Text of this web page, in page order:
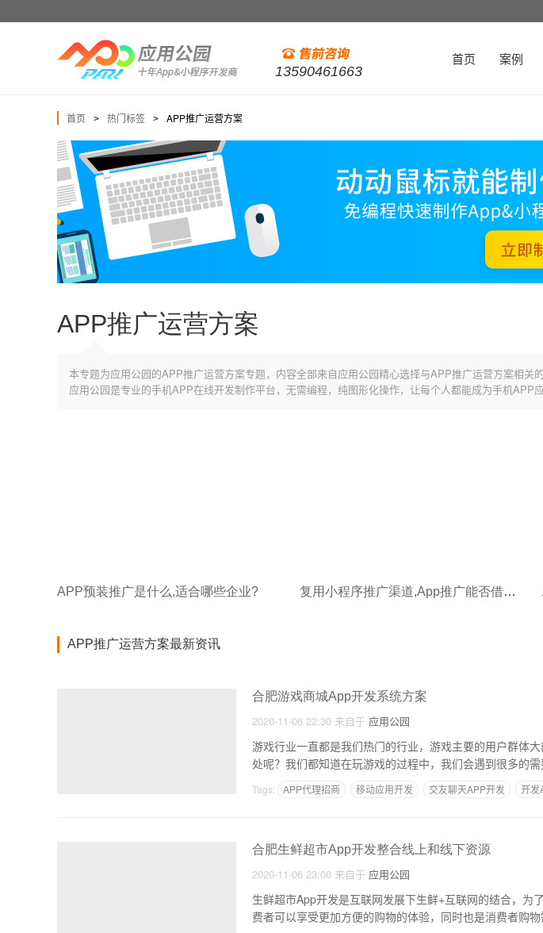
13590461663
首页 案例
首页 > 热门标签 > APP推广运营方案
APP推广运营方案
本专题为应用公园的APP推广运营方案专题，内容全部来自应用公园精心选择与APP推广运营方案相关的
应用公园是专业的手机APP在线开发制作平台，无需编程，纯图形化操作，让每个人都能成为手机APP
APP预装推广是什么,适合哪些企业? 复用小程序推广渠道,App推广能否借势突围?
APP推广运营方案最新资讯
合肥游戏商城App开发系统方案
2020-11-06 22:30 来自于 应用公园
游戏行业一直都是我们热门的行业，游戏主要的用户群体
处呢？我们都知道在玩游戏的过程中，我们会遇到很多的
Tags: APP代理招商 移动应用开发 交友聊天APP开发 开发
合肥生鲜超市App开发整合线上和线下资源
2020-11-06 23:00 来自于 应用公园
生鲜超市App开发是互联网发展下生鲜+互联网的结合，为
费者可以享受更加方便的购物的体验，同时也是消费者购